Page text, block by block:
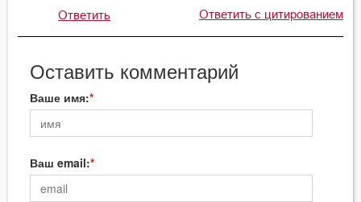
Ответить Ответить с цитированием
Оставить комментарий
Ваше имя:
Ваш email: